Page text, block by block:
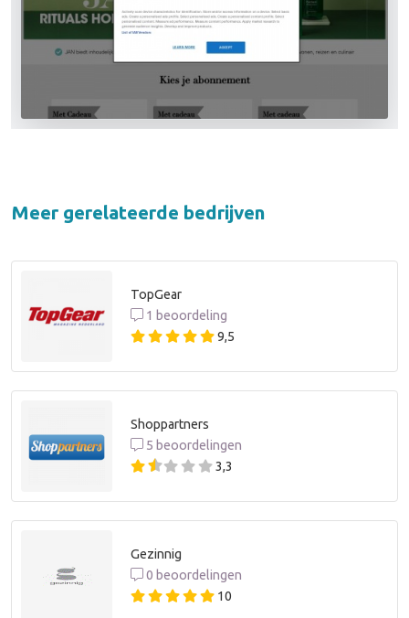
Meer gerelateerde bedrijven
TopGear
1 beoordeling
9,5
Shoppartners
5 beoordelingen
3,3
Gezinnig
0 beoordelingen
10